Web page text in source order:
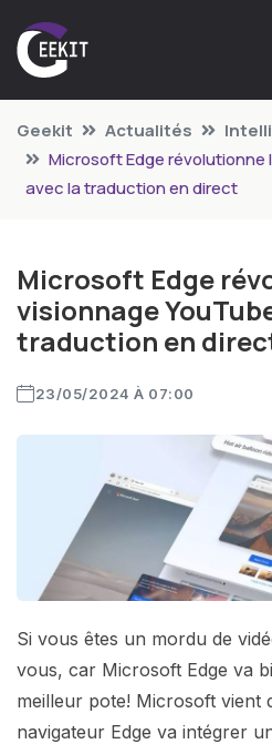
Geekit Actualités
Microsoft Edge révolutionne
avec la traduction en direct
Microsoft Edge
visionnage
traduction en
23/05/2024 À 07:00
Si vous êtes un mordu de
vous, car Microsoft Edge va
meilleur pote! Microsoft vient
navigateur Edge va intégrer